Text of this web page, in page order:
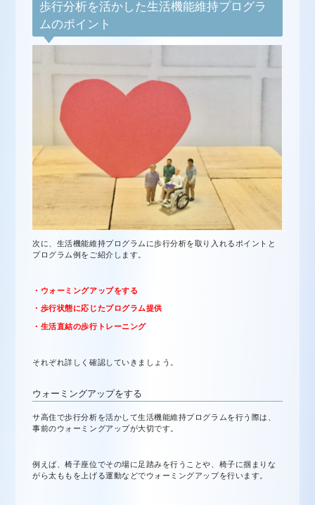
歩行分析を活かした生活機能維持プログラ
ムのポイント
次に、生活機能維持プログラムに歩行分析を取り入れるポイントと
プログラム例をご紹介します。
・ウォーミングアップをする
・歩行状態に応じたプログラム提供
・生活直結の歩行トレーニング
それぞれ詳しく確認していきましょう。
ウォーミングアップをする
サ高住で歩行分析を活かして生活機能維持プログラムを行う際は、
事前のウォーミングアップが大切です。
例えば、椅子座位でその場に足踏みを行うことや、椅子に掴まりな
がら太ももを上げる運動などでウォーミングアップを行います。